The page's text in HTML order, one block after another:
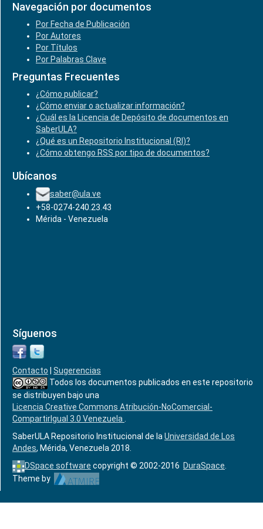
Navegación por documentos
Por Fecha de Publicación
Por Autores
Por Títulos
Por Palabras Clave
Preguntas Frecuentes
¿Cómo publicar?
¿Cómo enviar o actualizar información?
¿Cuál es la Licencia de Depósito de documentos en
SaberULA?
¿Qué es un Repositorio Institucional (RI)?
¿Cómo obtengo RSS por tipo de documentos?
Ubícanos
saber@ula.ve
+58-0274-240.23.43
Mérida - Venezuela
Síguenos
Contacto
Sugerencias
Todos los documentos publicados en este repositorio
se distribuyen bajo una
Licencia Creative Commons Atribución-NoComercial-
CompartirIgual 3.0 Venezuela
SaberULA Repositorio Institucional de la Universidad de Los
Andes, Mérida, Venezuela 2018.
DSpace software copyright © 2002-2016 DuraSpace
Theme by